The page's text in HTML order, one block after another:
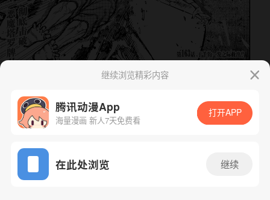
App免费看
下一话 腾漫App免费看
继续浏览精彩内容
腾讯动漫App
海量漫画 新人7天免费看
打开APP
在此处浏览 继续